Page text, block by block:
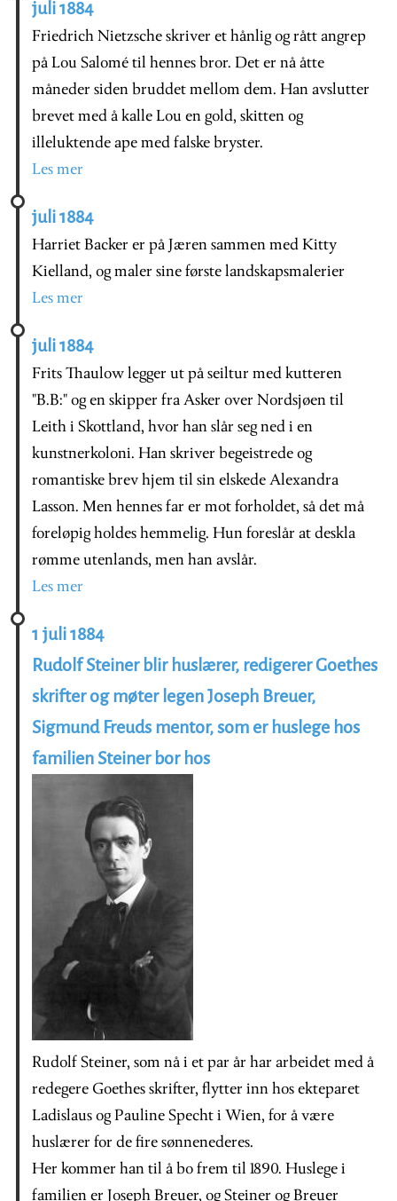
juli 1884
Friedrich Nietzsche skriver et hånlig og rått angrep
på Lou Salomé til hennes bror. Det er nå åtte
måneder siden bruddet mellom dem. Han avslutter
brevet med å kalle Lou en gold, skitten og
illeluktende ape med falske bryster.
Les mer
juli 1884
Harriet Backer er på Jæren sammen med Kitty
Kielland, og maler sine første landskapsmalerier
Les mer
juli 1884
Frits Thaulow legger ut på seiltur med kutteren
"B.B:" og en skipper fra Asker over Nordsjøen til
Leith i Skottland, hvor han slår seg ned i en
kunstnerkoloni. Han skriver begeistrede og
romantiske brev hjem til sin elskede Alexandra
Lasson. Men hennes far er mot forholdet, så det må
foreløpig holdes hemmelig. Hun foreslår at deskla
rømme utenlands, men han avslår.
Les mer
1 juli 1884
Rudolf Steiner blir huslærer, redigerer Goethes
skrifter og møter legen Joseph Breuer,
Sigmund Freuds mentor, som er huslege hos
familien Steiner bor hos
Rudolf Steiner, som nå i et par år har arbeidet med å
redegere Goethes skrifter, flytter inn hos ekteparet
Ladislaus og Pauline Specht i Wien, for å være
huslærer for de fire sønnenederes.
Her kommer han til å bo frem til 1890. Huslege i
familien er Joseph Breuer, og Steiner og Breuer